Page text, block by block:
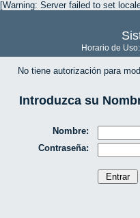
[Warning: Server failed to set
Horario de
No tiene autorización para
Introduzca su
Nombre:
Contraseña: